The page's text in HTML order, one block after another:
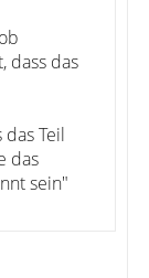
dass das
Teil
das
sein"